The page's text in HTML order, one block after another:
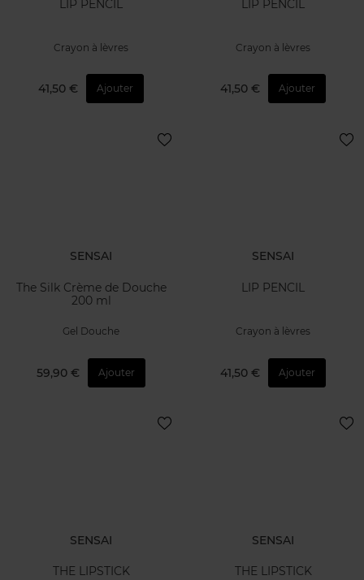
LIP PENCIL
Crayon à lèvres
41,50 € Ajouter
LIP PENCIL
Crayon à lèvres
41,50 € Ajouter
SENSAI
The Silk Crème de Douche
200 ml
Gel Douche
59,90 € Ajouter
SENSAI
LIP PENCIL
Crayon à lèvres
41,50 € Ajouter
SENSAI
THE LIPSTICK
SENSAI
THE LIPSTICK